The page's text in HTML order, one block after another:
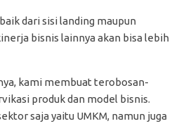
dari sisi landing maupun
bisnis lainnya akan bisa lebih
kami membuat terobosan-
produk dan model bisnis.
saja yaitu UMKM, namun juga